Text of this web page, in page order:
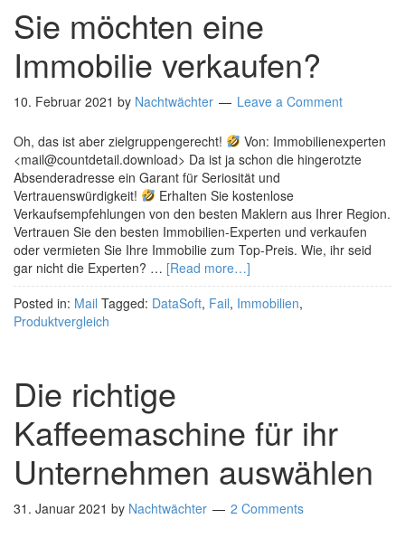
Sie möchten eine
Immobilie verkaufen?
10. Februar 2021 by Nachtwächter Leave a Comment
Oh, das ist aber zielgruppengerecht!
Von: Immobilienexperten
<mail@countdetail.download> Da ist ja schon die hingerotzte
Absenderadresse ein Garant für Seriosität und
Vertrauenswürdigkeit!
Erhalten Sie kostenlose
Verkaufsempfehlungen von den besten Maklern aus Ihrer Region.
Vertrauen Sie den besten Immobilien-Experten und verkaufen
oder vermieten Sie Ihre Immobilie zum Top-Preis. Wie, ihr seid
gar nicht die Experten? … [Read more…]
Posted in: Mail Tagged: DataSoft, Fail, Immobilien,
Produktvergleich
Die richtige
Kaffeemaschine für ihr
Unternehmen auswählen
31. Januar 2021 by Nachtwächter 2 Comments